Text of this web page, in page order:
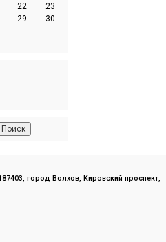
22
23
29
30
город Волхов, Кировский проспект,